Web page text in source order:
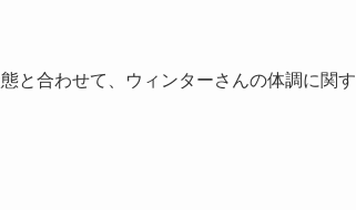
と合わせて、ウィンターさんの体調に関す